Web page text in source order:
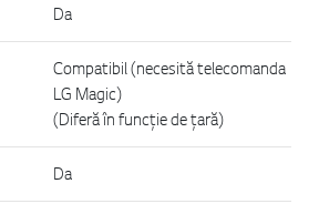
Da
Compatibil (necesită telecomanda
LG Magic)
(Diferă în funcție de țară)
Da